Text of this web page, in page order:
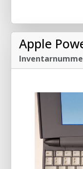
Apple